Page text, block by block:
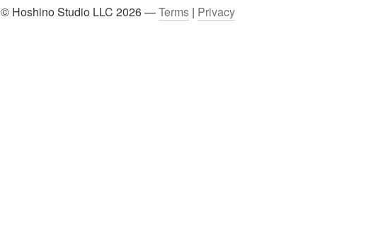
© Hoshino Studio LLC 2026 — Terms | Privacy